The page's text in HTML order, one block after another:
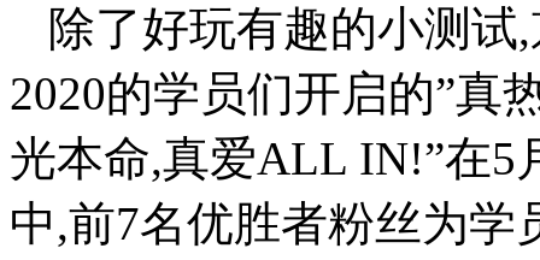
除了好玩有趣的小测试
2020的学员们开启的”真
光本命,真爱ALL IN!”在5
中,前7名优胜者粉丝为